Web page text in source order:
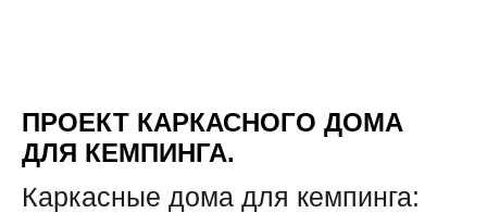
ПРОЕКТ КАРКАСНОГО ДОМА
ДЛЯ КЕМПИНГА.
Каркасные дома для кемпинга: